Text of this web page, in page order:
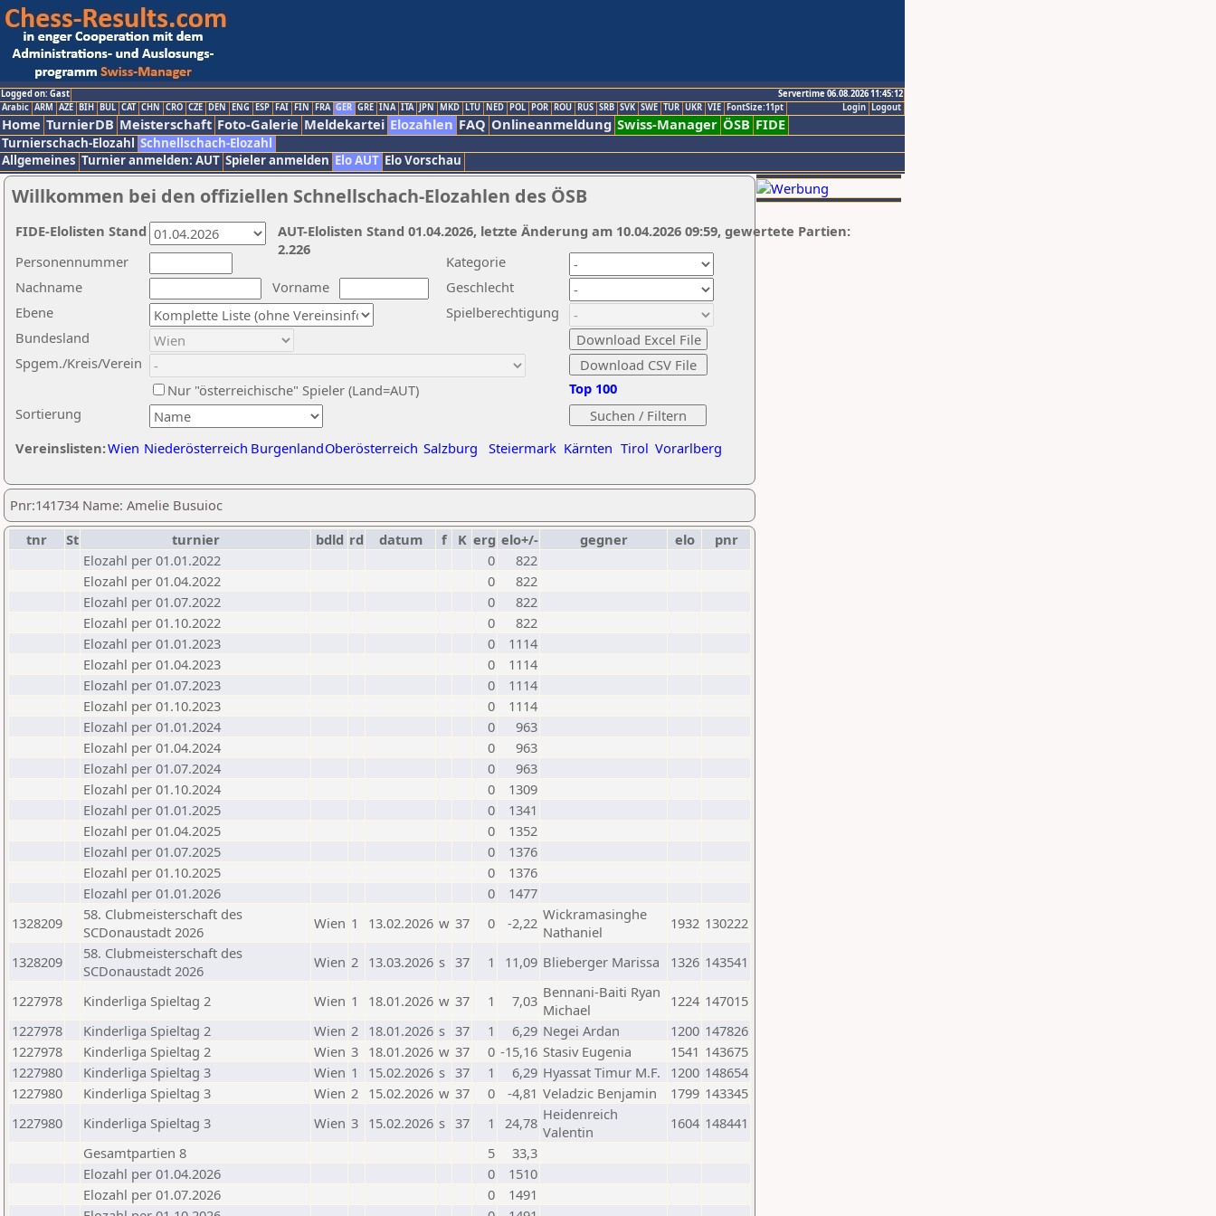
Logged on: Gast
Servertime 06.08.2026 11:45:12
Logout
Login
Arabic ARM AZE BIH BUL CAT CHN CRO CZE DEN ENG ESP FAI FIN FRA GER GRE INA ITA JPN MKD LTU NED POL POR ROU RUS SRB SVK SWE TUR UKR VIE FontSize:11pt
Home TurnierDB Meisterschaft Foto-Galerie Meldekartei Elozahlen FAQ Onlineanmeldung Swiss-Manager ÖSB FIDE
Turnierschach-Elozahl Schnellschach-Elozahl
Allgemeines Turnier anmelden: AUT Spieler anmelden Elo AUT Elo Vorschau
Willkommen bei den offiziellen Schnellschach-Elozahlen des ÖSB
Nachname
Vorname
Ebene
Kategorie
Sortierung
Personennummer
Bundesland
Spgem./Kreis/Verein
Geschlecht
Nur "österreichische" Spieler (Land=AUT)
Spielberechtigung
Vereinslisten:Wien Niederösterreich BurgenlandOberösterreich Salzburg Steiermark Kärnten Tirol Vorarlberg
Top 100
AUT-Elolisten Stand 01.04.2026, letzte Änderung am 10.04.2026 09:59, gewertete Partien:
2.226
FIDE-Elolisten Stand
Pnr:141734 Name: Amelie Busuioc
tnr
St turnier bdld rd datum f K erg elo+/- gegner elo
pnr
Elozahl per 01.01.2022
0
822
Elozahl per 01.04.2022
0
822
Elozahl per 01.07.2022
0
822
Elozahl per 01.10.2022
0
822
Elozahl per 01.01.2023
0
1114
Elozahl per 01.04.2023
0
1114
Elozahl per 01.07.2023
0
1114
Elozahl per 01.10.2023
0
1114
Elozahl per 01.01.2024
0
963
Elozahl per 01.04.2024
0
963
Elozahl per 01.07.2024
0
963
Elozahl per 01.10.2024
0
1309
Elozahl per 01.01.2025
0
1341
Elozahl per 01.04.2025
0
1352
Elozahl per 01.07.2025
0
1376
Elozahl per 01.10.2025
0
1376
Elozahl per 01.01.2026
0
1477
1328209
58. Clubmeisterschaft des
SCDonaustadt 2026
Wien 1 13.02.2026 w 37 0 -2,22 Wickramasinghe
Nathaniel
1932 130222
1328209
58. Clubmeisterschaft des
SCDonaustadt 2026
Wien 2 13.03.2026 s 37 1 11,09 Blieberger Marissa 1326 143541
1227978 Kinderliga Spieltag 2 Wien 1 18.01.2026 w 37 1 7,03 Bennani-Baiti Ryan
Michael
1224 147015
1227978
Kinderliga Spieltag 2 Wien 2 18.01.2026 s 37 1 6,29 Negei Ardan 1200 147826
1227978
Kinderliga Spieltag 2 Wien 3 18.01.2026 w 37 0 -15,16 Stasiv Eugenia 1541 143675
1227980
Kinderliga Spieltag 3 Wien 1 15.02.2026 s 37 1 6,29 Hyassat Timur M.F. 1200 148654
1227980
Kinderliga Spieltag 3 Wien 2 15.02.2026 w 37 0 -4,81 Veladzic Benjamin 1799 143345
1227980
Kinderliga Spieltag 3 Wien 3 15.02.2026 s 37 1 24,78 Heidenreich
Valentin
1604 148441
Gesamtpartien 8
5
33,3
Elozahl per 01.04.2026
0
1510
Elozahl per 01.07.2026
0
1491